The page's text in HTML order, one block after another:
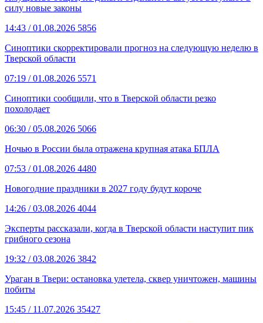
силу новые законы
14:43 / 01.08.2026 5856
Синоптики скорректировали прогноз на следующую неделю в
Тверской области
07:19 / 01.08.2026 5571
Синоптики сообщили, что в Тверской области резко
похолодает
06:30 / 05.08.2026 5066
Ночью в России была отражена крупная атака БПЛА
07:53 / 01.08.2026 4480
Новогодние праздники в 2027 году будут короче
14:26 / 03.08.2026 4044
Эксперты рассказали, когда в Тверской области наступит пик
грибного сезона
19:32 / 03.08.2026 3842
Ураган в Твери: остановка улетела, сквер уничтожен, машины
побиты
15:45 / 11.07.2026 35427